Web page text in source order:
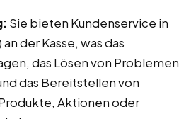
Sie bieten Kundenservice in
der Kasse, was das
das Lösen von Problemen
das Bereitstellen von
Aktionen oder